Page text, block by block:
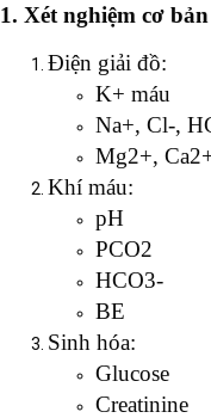
1. Xét nghiệm cơ bản
Điện giải đồ:
K+ máu
Na+, Cl-,
Mg2+,
Khí máu:
pH
PCO2
HCO3-
BE
Sinh hóa:
Glucose
Creatinine